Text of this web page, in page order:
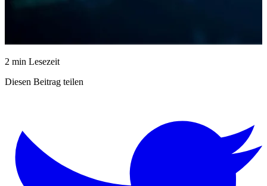
2 min Lesezeit
Diesen Beitrag teilen